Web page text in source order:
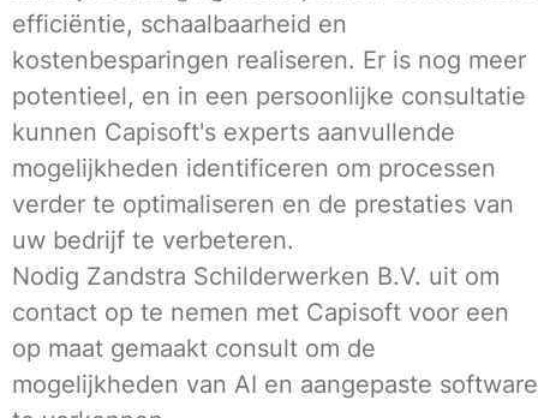
efficiëntie, schaalbaarheid en
kostenbesparingen realiseren. Er is nog meer
potentieel, en in een persoonlijke consultatie
kunnen Capisoft's experts aanvullende
mogelijkheden identificeren om processen
verder te optimaliseren en de prestaties van
uw bedrijf te verbeteren.
Nodig Zandstra Schilderwerken B.V. uit om
contact op te nemen met Capisoft voor een
op maat gemaakt consult om de
mogelijkheden van AI en aangepaste software